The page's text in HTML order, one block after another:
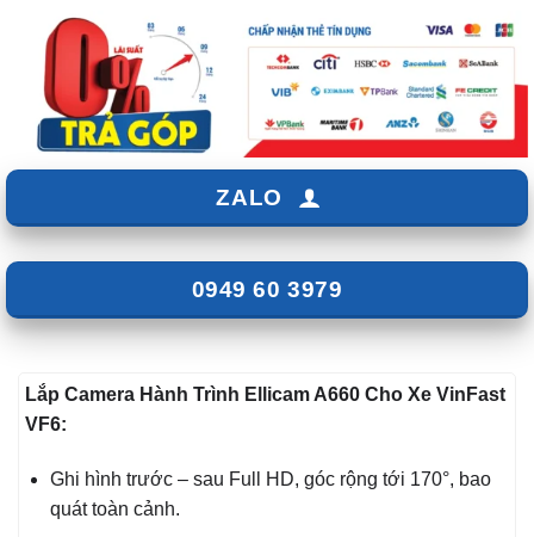
ZALO
0949 60 3979
Lắp Camera Hành Trình Ellicam A660 Cho Xe VinFast
VF6:
Ghi hình trước – sau Full HD, góc rộng tới 170°, bao
quát toàn cảnh.